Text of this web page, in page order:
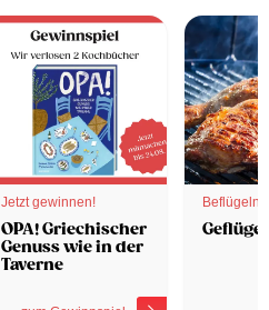
Jetzt gewinnen!
OPA! Griechischer
Genuss wie in der
Taverne